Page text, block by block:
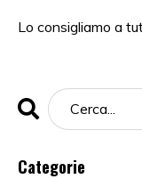
Lo consigliamo a
Categorie